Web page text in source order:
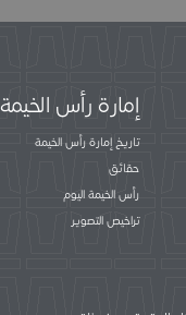
إمارة رأس الخيمة
تاريخ إمارة رأس الخيمة
حقائق
رأس الخيمة اليوم
تراخيص التصوير